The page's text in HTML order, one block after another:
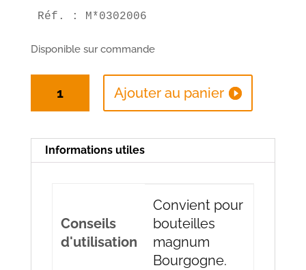
Réf. : M*0302006
Disponible sur commande
en
bois
magnum
Ajouter au panier
Informations utiles
Conseils
d'utilisation
Convient pour
bouteilles
magnum
Bourgogne.